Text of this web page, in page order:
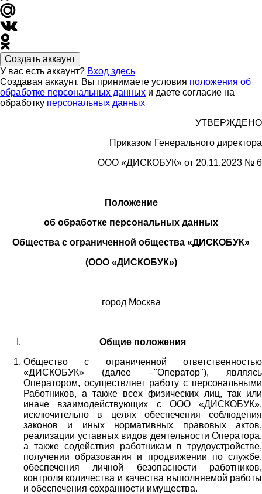
Создать аккаунт
У вас есть аккаунт? Вход здесь
Создавая аккаунт, Вы принимаете условия положения об
обработке персональных данных и даете согласие на
обработку персональных данных
УТВЕРЖДЕНО
Приказом Генерального директора
ООО «ДИСКОБУК» от 20.11.2023 № 6
Положение
об обработке персональных данных
Общества с ограниченной общества «ДИСКОБУК»
(ООО «ДИСКОБУК»)
город Москва
Общие положения
Общество с ограниченной ответственностью
«ДИСКОБУК» (далее –"Оператор"), являясь
Оператором, осуществляет работу с персональными
Работников, а также всех физических лиц, так или
иначе взаимодействующих с ООО «ДИСКОБУК»,
исключительно в целях обеспечения соблюдения
законов и иных нормативных правовых актов,
реализации уставных видов деятельности Оператора,
а также содействия работникам в трудоустройстве,
получении образования и продвижении по службе,
обеспечения личной безопасности работников,
контроля количества и качества выполняемой работы
и обеспечения сохранности имущества.